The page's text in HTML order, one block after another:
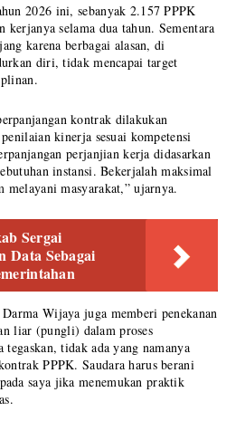
2026 ini, sebanyak 2.157 PPPK
kerjanya selama dua tahun. Sementara
karena berbagai alasan, di
diri, tidak mencapai target
kontrak dilakukan
kinerja sesuai kompetensi
perjanjian kerja didasarkan
instansi. Bekerjalah maksimal
masyarakat,” ujarnya.
Sergai
Data Sebagai
Wijaya juga memberi penekanan
liar (pungli) dalam proses
tegaskan, tidak ada yang namanya
PPPK. Saudara harus berani
saya jika menemukan praktik